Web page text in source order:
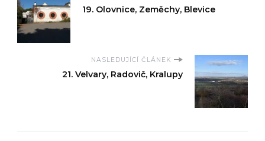
19. Olovnice, Zeměchy, Blevice
NASLEDUJÍCÍ ČLÁNEK
21. Velvary, Radovič, Kralupy